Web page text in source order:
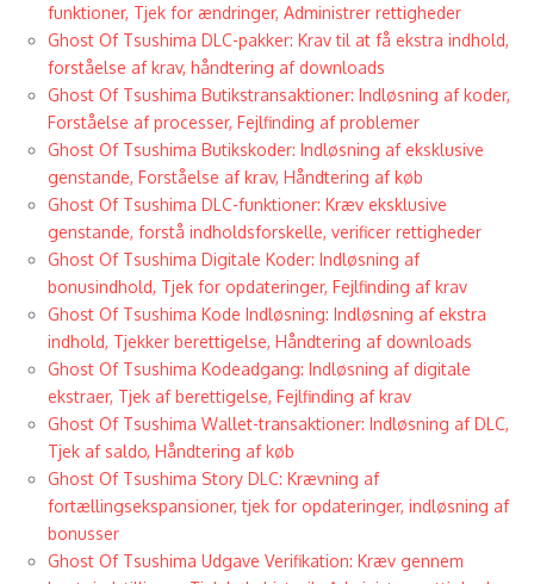
funktioner, Tjek for ændringer, Administrer rettigheder
Ghost Of Tsushima DLC-pakker: Krav til at få ekstra indhold,
forståelse af krav, håndtering af downloads
Ghost Of Tsushima Butikstransaktioner: Indløsning af koder,
Forståelse af processer, Fejlfinding af problemer
Ghost Of Tsushima Butikskoder: Indløsning af eksklusive
genstande, Forståelse af krav, Håndtering af køb
Ghost Of Tsushima DLC-funktioner: Kræv eksklusive
genstande, forstå indholdsforskelle, verificer rettigheder
Ghost Of Tsushima Digitale Koder: Indløsning af
bonusindhold, Tjek for opdateringer, Fejlfinding af krav
Ghost Of Tsushima Kode Indløsning: Indløsning af ekstra
indhold, Tjekker berettigelse, Håndtering af downloads
Ghost Of Tsushima Kodeadgang: Indløsning af digitale
ekstraer, Tjek af berettigelse, Fejlfinding af krav
Ghost Of Tsushima Wallet-transaktioner: Indløsning af DLC,
Tjek af saldo, Håndtering af køb
Ghost Of Tsushima Story DLC: Krævning af
fortællingsekspansioner, tjek for opdateringer, indløsning af
bonusser
Ghost Of Tsushima Udgave Verifikation: Kræv gennem